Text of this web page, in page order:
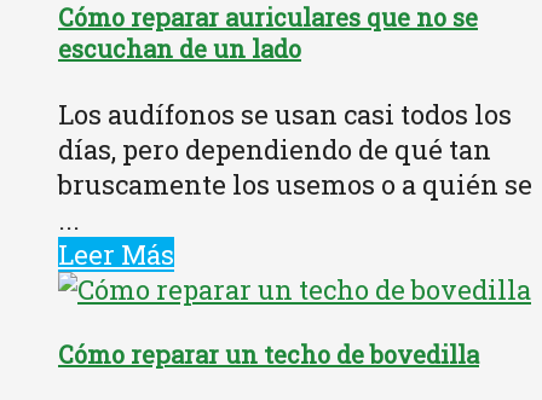
Cómo reparar auriculares que no se
escuchan de un lado
Los audífonos se usan casi todos los
días, pero dependiendo de qué tan
bruscamente los usemos o a quién se
...
Leer Más
Cómo reparar un techo de bovedilla